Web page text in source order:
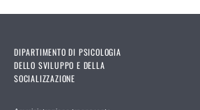
DIPARTIMENTO DI PSICOLOGIA
DELLO SVILUPPO E DELLA
SOCIALIZZAZIONE